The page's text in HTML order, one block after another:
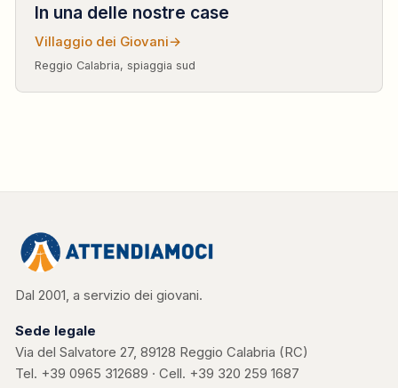
In una delle nostre case
Villaggio dei Giovani→
Reggio Calabria, spiaggia sud
Dal 2001, a servizio dei giovani.
Sede legale
Via del Salvatore 27, 89128 Reggio Calabria (RC)
Tel. +39 0965 312689 · Cell. +39 320 259 1687